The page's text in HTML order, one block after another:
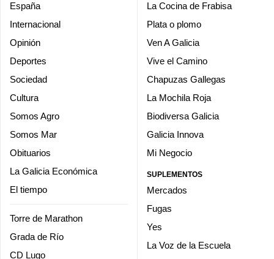
España
Internacional
Opinión
Deportes
Sociedad
Cultura
Somos Agro
Somos Mar
Obituarios
La Galicia Económica
El tiempo
Torre de Marathon
Grada de Río
CD Lugo
La Cocina de Frabisa
Plata o plomo
Ven A Galicia
Vive el Camino
Chapuzas Gallegas
La Mochila Roja
Biodiversa Galicia
Galicia Innova
Mi Negocio
SUPLEMENTOS
Mercados
Fugas
Yes
La Voz de la Escuela